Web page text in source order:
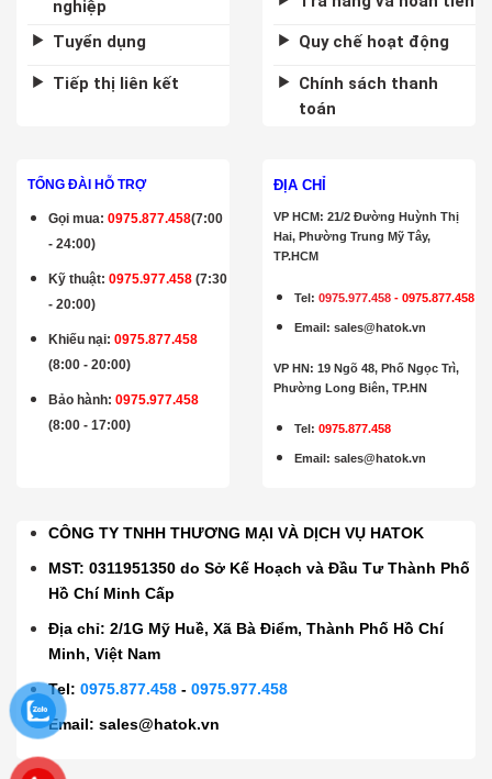
nghiệp
Tuyển dụng
Tiếp thị liên kết
Quy chế hoạt động
Chính sách thanh
toán
TỔNG ĐÀI HỖ TRỢ
Gọi mua:0975.877.458(7:00
- 24:00)
Kỹ thuật:0975.977.458 (7:30
- 20:00)
Khiếu nại: 0975.877.458
(8:00 - 20:00)
Bảo hành:0975.977.458
(8:00 - 17:00)
ĐỊA CHỈ
VP HCM: 21/2 Đường Huỳnh Thị
Hai, Phường Trung Mỹ Tây,
TP.HCM
Tel:0975.977.458 -0975.877.458
Email:sales@hatok.vn
VP HN: 19 Ngõ 48, Phố Ngọc Trì,
Phường Long Biên, TP.HN
Tel: 0975.877.458
Email:sales@hatok.vn
CÔNG TY TNHH THƯƠNG MẠI VÀ DỊCH VỤ HATOK
MST: 0311951350 do Sở Kế Hoạch và Đầu Tư Thành Phố
Hồ Chí Minh Cấp
Địa chỉ: 2/1G Mỹ Huề, Xã Bà Điểm, Thành Phố Hồ Chí
Minh, Việt Nam
Tel:0975.877.458 -0975.977.458
Email:sales@hatok.vn